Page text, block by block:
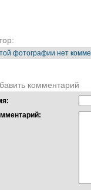
фотографии нет
комментарий